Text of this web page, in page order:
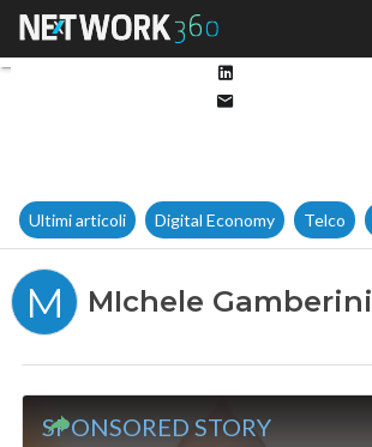
Ultimi articoli Digital Economy Telco
M MIchele Gamberini
SPONSORED STORY